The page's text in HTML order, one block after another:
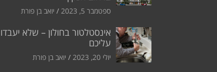
ספטמבר 5, 2023 יואב בן פורת
אינסטלטור בחולון – שלא יעבדו
עליכם
יולי 20, 2023 יואב בן פורת